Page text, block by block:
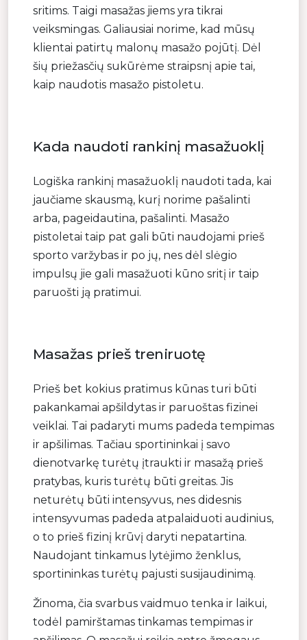
sritims. Taigi masažas jiems yra tikrai
veiksmingas. Galiausiai norime, kad mūsų
klientai patirtų malonų masažo pojūtį. Dėl
šių priežasčių sukūrėme straipsnį apie tai,
kaip naudotis masažo pistoletu.
Kada naudoti rankinį masažuoklį
Logiška rankinį masažuoklį naudoti tada, kai
jaučiame skausmą, kurį norime pašalinti
arba, pageidautina, pašalinti. Masažo
pistoletai taip pat gali būti naudojami prieš
sporto varžybas ir po jų, nes dėl slėgio
impulsų jie gali masažuoti kūno sritį ir taip
paruošti ją pratimui.
Masažas prieš treniruotę
Prieš bet kokius pratimus kūnas turi būti
pakankamai apšildytas ir paruoštas fizinei
veiklai. Tai padaryti mums padeda tempimas
ir apšilimas. Tačiau sportininkai į savo
dienotvarkę turėtų įtraukti ir masažą prieš
pratybas, kuris turėtų būti greitas. Jis
neturėtų būti intensyvus, nes didesnis
intensyvumas padeda atpalaiduoti audinius,
o to prieš fizinį krūvį daryti nepatartina.
Naudojant tinkamus lytėjimo ženklus,
sportininkas turėtų pajusti susijaudinimą.
Žinoma, čia svarbus vaidmuo tenka ir laikui,
todėl pamirštamas tinkamas tempimas ir